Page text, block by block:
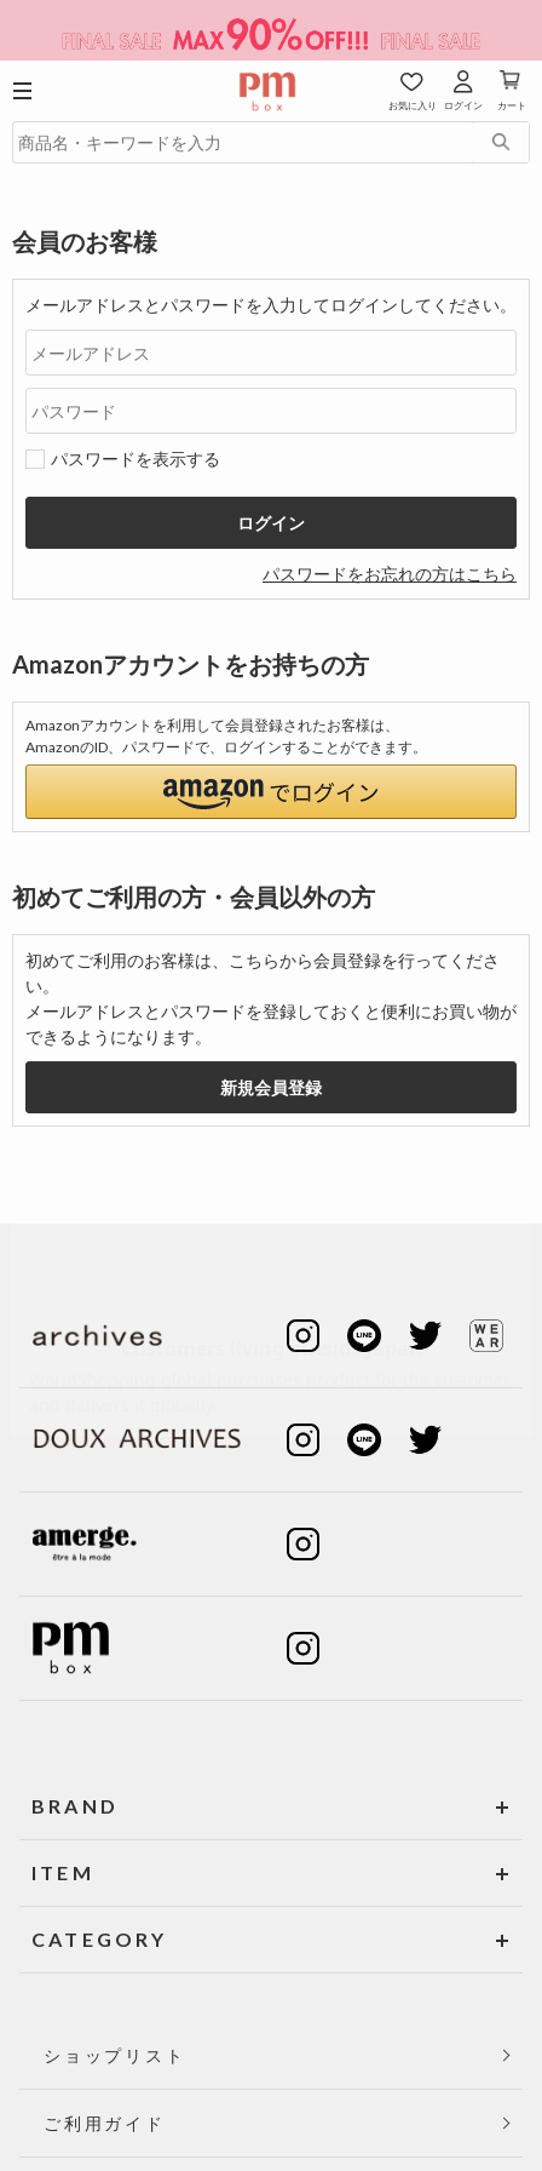
お気に入り ログイン カート
会員のお客様
メールアドレスとパスワードを入力してログインしてください。
パスワードを表示する
パスワードをお忘れの方はこちら
Amazonアカウントをお持ちの方
Amazonアカウントを利用して会員登録されたお客様は、
AmazonのID、パスワードで、ログインすることができます。
初めてご利用の方・会員以外の方
初めてご利用のお客様は、こちらから会員登録を行ってくださ
い。
メールアドレスとパスワードを登録しておくと便利にお買い物が
できるようになります。
BRAND
ITEM
CATEGORY
ショップリスト
ご利用ガイド